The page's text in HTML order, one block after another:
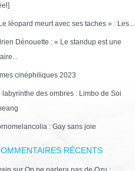
léopard meurt avec ses taches » : Les...
Dénouette : « Le standup est une
cinéphiliques 2023
labyrinthe des ombres : Limbo de Soi
: Gay sans joie
RÉCENTS